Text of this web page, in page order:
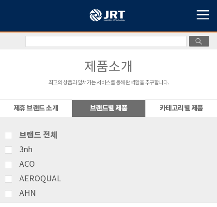
제품소개
최고의 상품과 앞서가는 서비스를 통해 완벽함을 추구합니다.
제휴 브랜드 소개 브랜드별 제품 카테고리별 제품
브랜드 전체
3nh
ACO
AEROQUAL
AHN